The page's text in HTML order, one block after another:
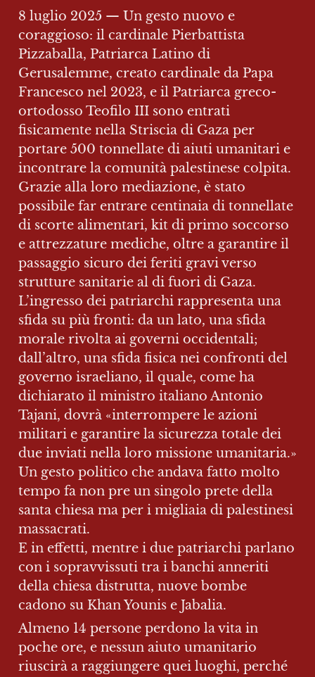
8 luglio 2025 — Un gesto nuovo e
coraggioso: il cardinale Pierbattista
Pizzaballa, Patriarca Latino di
Gerusalemme, creato cardinale da Papa
Francesco nel 2023, e il Patriarca greco-
ortodosso Teofilo III sono entrati
fisicamente nella Striscia di Gaza per
portare 500 tonnellate di aiuti umanitari e
incontrare la comunità palestinese colpita.
Grazie alla loro mediazione, è stato
possibile far entrare centinaia di tonnellate
di scorte alimentari, kit di primo soccorso
e attrezzature mediche, oltre a garantire il
passaggio sicuro dei feriti gravi verso
strutture sanitarie al di fuori di Gaza.
L’ingresso dei patriarchi rappresenta una
sfida su più fronti: da un lato, una sfida
morale rivolta ai governi occidentali;
dall’altro, una sfida fisica nei confronti del
governo israeliano, il quale, come ha
dichiarato il ministro italiano Antonio
Tajani, dovrà «interrompere le azioni
militari e garantire la sicurezza totale dei
due inviati nella loro missione umanitaria.»
Un gesto politico che andava fatto molto
tempo fa non pre un singolo prete della
santa chiesa ma per i migliaia di palestinesi
massacrati.
E in effetti, mentre i due patriarchi parlano
con i sopravvissuti tra i banchi anneriti
della chiesa distrutta, nuove bombe
cadono su Khan Younis e Jabalia.
Almeno 14 persone perdono la vita in
poche ore, e nessun aiuto umanitario
riuscirà a raggiungere quei luoghi, perché